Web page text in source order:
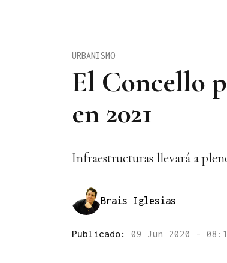
El Concello
en 2021
URBANISMO
Infraestructuras llevará a
Brais Iglesias
Publicado: 09 Jun 2020 -